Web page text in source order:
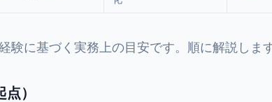
に基づく実務上の目安です。順に解説します
）